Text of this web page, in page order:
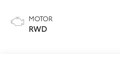
MOTOR
RWD